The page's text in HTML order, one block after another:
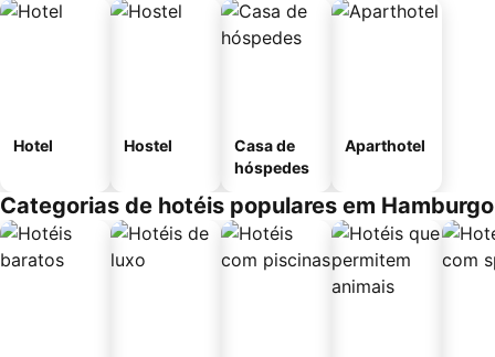
Hotel Hostel
Casa de
hóspedes
Aparthotel
Categorias de hotéis populares em Hamburgo